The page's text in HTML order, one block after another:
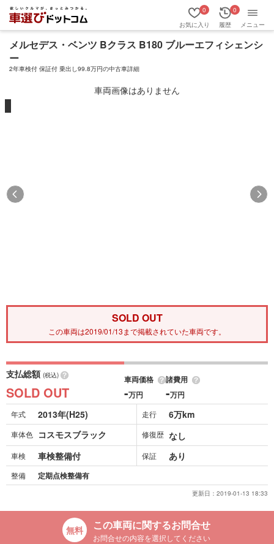
お気に入り
0
履歴
0
メニュー
メルセデス・ベンツ Bクラス B180 ブルーエフィシェンシ
ー
2年車検付 保証付 乗出し99.8万円の中古車詳細
車両画像はありません
SOLD OUT
この車両は2019/01/13まで掲載されていた車両です。
支払総額 (税込)
SOLD OUT
車両価格
-万円
諸費用
-万円
年式 2013年(H25) 走行 6万km
車体色 コスモスブラック 修復歴 なし
車検 車検整備付 保証 あり
整備 定期点検整備有
更新日： 2019-01-13 18:33
この車両に関するお問合せ
お問合せの内容を選択してください